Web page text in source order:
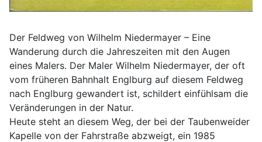
Der Feldweg von Wilhelm Niedermayer – Eine
Wanderung durch die Jahreszeiten mit den Augen
eines Malers. Der Maler Wilhelm Niedermayer, der oft
vom früheren Bahnhalt Englburg auf diesem Feldweg
nach Englburg gewandert ist, schildert einfühlsam die
Veränderungen in der Natur.
Heute steht an diesem Weg, der bei der Taubenweider
Kapelle von der Fahrstraße abzweigt, ein 1985